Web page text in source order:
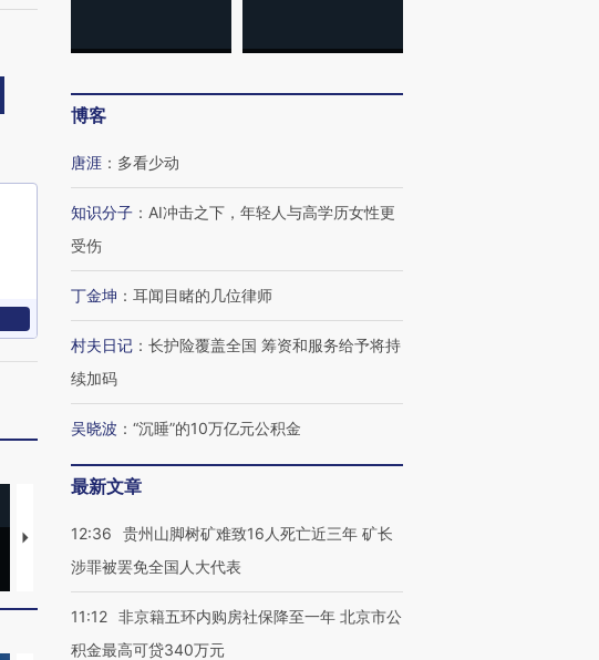
马航飞行员跨国走私7万
粒摇头丸 尿检体内含3种
视线｜被称为“蟑螂”的印
度Z世代 用街头抗争将教
育部长拱下台
视线｜“入侵”还是“人道危
博客
唐涯 ： 多看少动
知识分子 ： AI冲击之下，年轻人与高学历女性更
受伤
丁金坤 ： 耳闻目睹的几位律师
村夫日记 ： 长护险覆盖全国 筹资和服务给予将持
续加码
吴晓波 ： “沉睡”的10万亿元公积金
最新文章
12:36
贵州山脚树矿难致16人死亡近三年 矿长
涉罪被罢免全国人大代表
11:12 非京籍五环内购房社保降至一年 北京市公
积金最高可贷340万元